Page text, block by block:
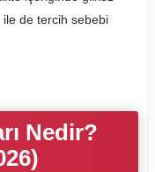
de tercih sebebi
Nedir?